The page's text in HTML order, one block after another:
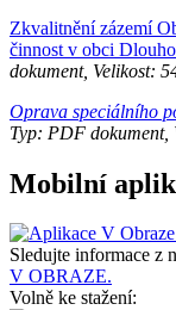
Zkvalitnění zázemí
činnost v obci
dokument, Velikost:
Oprava speciálního
Typ: PDF dokument,
Mobilní
Sledujte informace z
V OBRAZE.
Volně ke stažení: